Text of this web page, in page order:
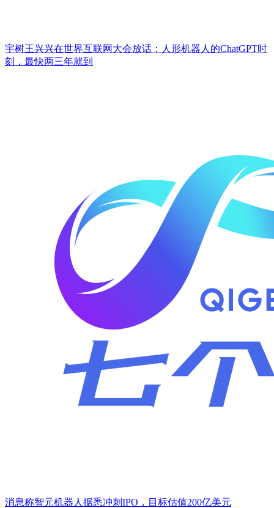
宇树王兴兴在世界互联网大会放话：人形机器人的ChatGPT时
刻，最快两三年就到
消息称智元机器人据悉冲刺IPO，目标估值200亿美元